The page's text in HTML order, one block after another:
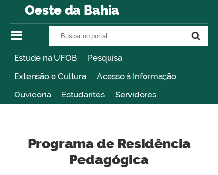
Oeste da Bahia
Estude na UFOB
Pesquisa
Extensão e Cultura
Acesso à Informação
Ouvidoria
Estudantes Servidores
Programa de Residência
Pedagógica